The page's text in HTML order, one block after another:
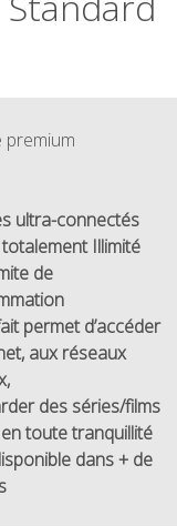
ultra-connectés
Illimité
de
permet d’accéder
aux réseaux
des séries/films
toute tranquillité
dans + de